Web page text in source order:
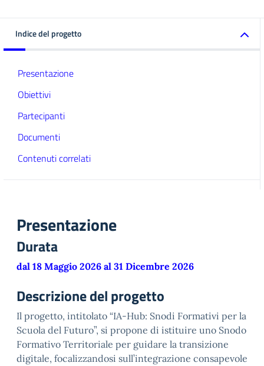
Indice del progetto
Presentazione
Obiettivi
Partecipanti
Documenti
Contenuti correlati
Presentazione
Durata
dal 18 Maggio 2026 al 31 Dicembre 2026
Descrizione del progetto
Il progetto, intitolato “IA-Hub: Snodi Formativi per la
Scuola del Futuro”, si propone di istituire uno Snodo
Formativo Territoriale per guidare la transizione
digitale, focalizzandosi sull’integrazione consapevole